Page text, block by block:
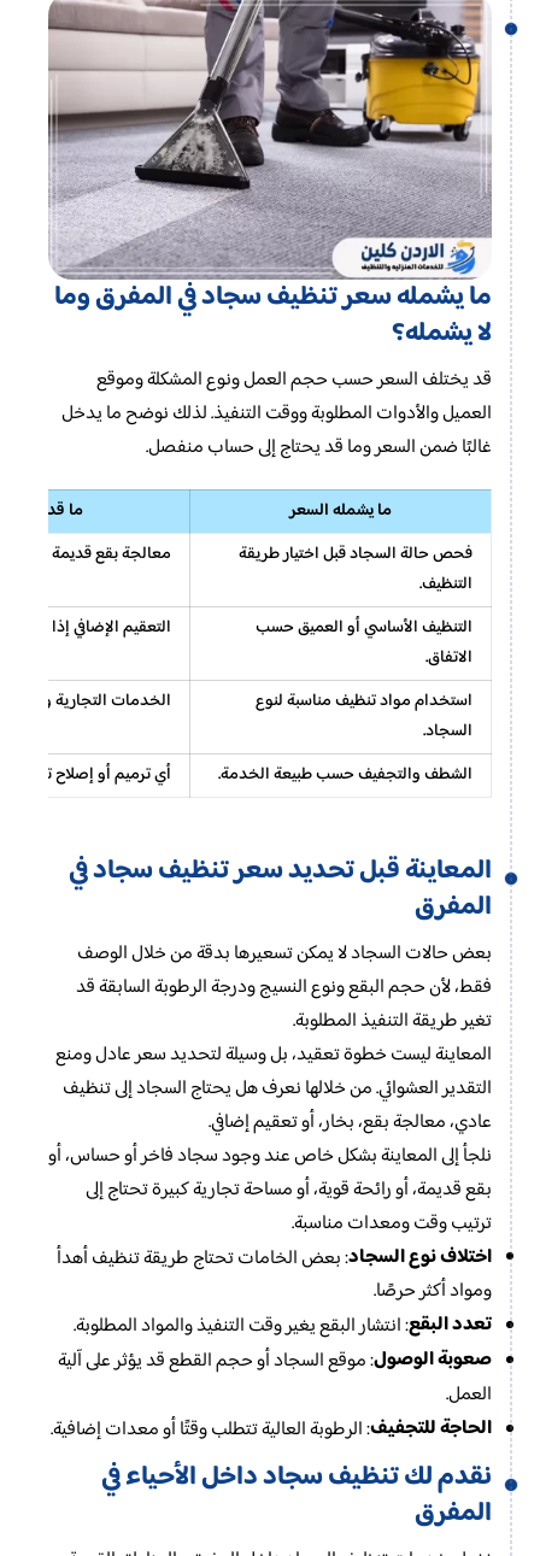
ما يشمله سعر تنظيف سجاد في المفرق وما
لا يشمله؟
قد يختلف السعر حسب حجم العمل ونوع المشكلة وموقع
العميل والأدوات المطلوبة ووقت التنفيذ. لذلك نوضح ما يدخل
غالبًا ضمن السعر وما قد يحتاج إلى حساب منفصل.
ما يشمله السعر
ما قد
فحص حالة السجاد قبل اختيار طريقة
التنظيف.
معالجة بقع قديمة جدًا أو
التنظيف الأساسي أو العميق حسب
الاتفاق.
التعقيم الإضافي إذا لم
استخدام مواد تنظيف مناسبة لنوع
السجاد.
الخدمات التجارية واسعة
الشطف والتجفيف حسب طبيعة الخدمة. أي ترميم أو إصلاح تلف
المعاينة قبل تحديد سعر تنظيف سجاد في
المفرق
بعض حالات السجاد لا يمكن تسعيرها بدقة من خلال الوصف
فقط، لأن حجم البقع ونوع النسيج ودرجة الرطوبة السابقة قد
تغير طريقة التنفيذ المطلوبة.
المعاينة ليست خطوة تعقيد، بل وسيلة لتحديد سعر عادل ومنع
التقدير العشوائي. من خلالها نعرف هل يحتاج السجاد إلى تنظيف
عادي، معالجة بقع، بخار، أو تعقيم إضافي.
نلجأ إلى المعاينة بشكل خاص عند وجود سجاد فاخر أو حساس، أو
بقع قديمة، أو رائحة قوية، أو مساحة تجارية كبيرة تحتاج إلى
ترتيب وقت ومعدات مناسبة.
اختلاف نوع السجاد: بعض الخامات تحتاج طريقة تنظيف أهدأ
ومواد أكثر حرصًا.
تعدد البقع: انتشار البقع يغير وقت التنفيذ والمواد المطلوبة.
صعوبة الوصول: موقع السجاد أو حجم القطع قد يؤثر على آلية
العمل.
الحاجة للتجفيف: الرطوبة العالية تتطلب وقتًا أو معدات إضافية.
نقدم لك تنظيف سجاد داخل الأحياء في
المفرق